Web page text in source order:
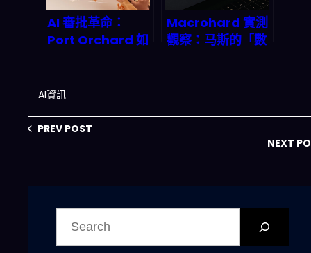
AI 審批革命：
Port Orchard 如
Macrohard 實測
觀察：马斯的「數
AI資訊
PREV POST
NEXT